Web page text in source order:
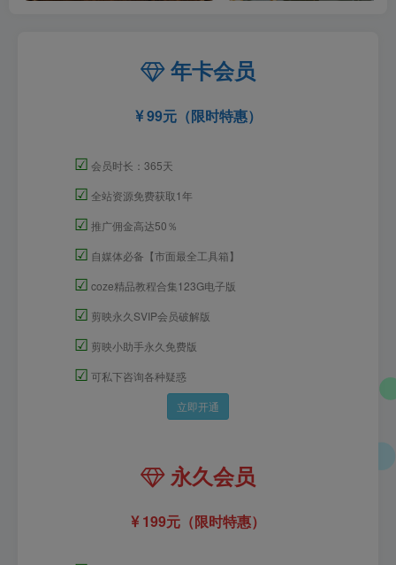
年卡会员
99元（限时特惠）
☑ 会员时长：365天
☑ 全站资源免费获取1年
☑ 推广佣金高达50％
☑ 自媒体必备【市面最全工具箱】
☑ coze精品教程合集123G电子版
☑ 剪映永久SVIP会员破解版
☑ 剪映小助手永久免费版
☑ 可私下咨询各种疑惑
立即开通
永久会员
199元（限时特惠）